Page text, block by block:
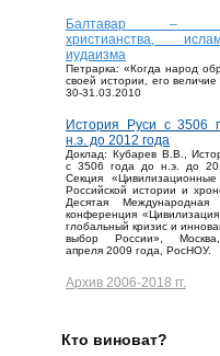
Балтавар –
христианства,
иудаизма
Петрарка: «Когда народ
своей истории, его величие
30-31.03.2010
История Руси с 3506
н.э. до 2012 года
Доклад: Кубарев В.В.,
с 3506 года до н.э. до
Секция «Цивилизационные
Российской истории и
Десятая Международная
конференция
глобальный кризис и
выбор России»,
апреля 2009 года, РосНОУ.
Архив 2006-2018 гг.
Кто виноват?